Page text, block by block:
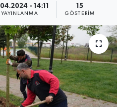
- 14:11
YAYINLANMA
15
GÖSTERIM